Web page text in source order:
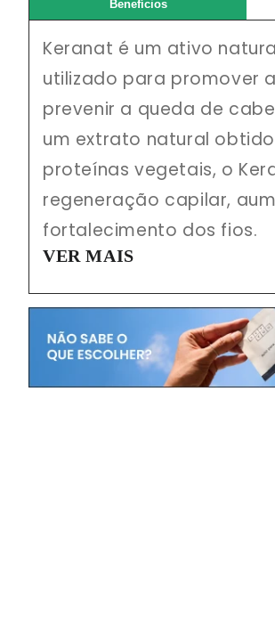
Benefícios
Keranat é um ativo
utilizado para promover
prevenir a queda de
um extrato natural
proteínas vegetais, o
regeneração capilar,
fortalecimento dos fios.
VER MAIS
Keranat é um
um complexo vegetal
nos fios, estimulando o
restaurando a vitalidade